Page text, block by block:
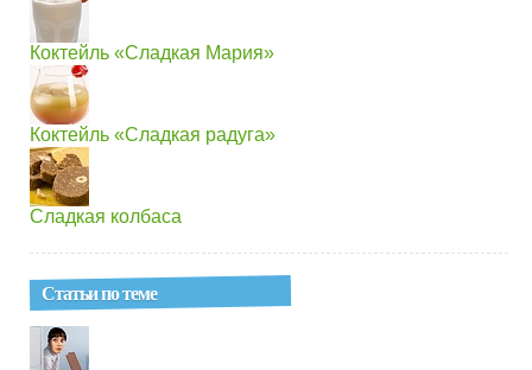
Коктейль «Сладкая Мария»
Коктейль «Сладкая радуга»
Сладкая колбаса
Статьи по теме